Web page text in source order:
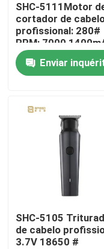
Quem Somos
Fábrica
Pedir um
Cortador de
SHC-5111Motor
cortador de
profissional: 280#
RPM: 7000
bateria de lítio
Enviar
SHC-5105
de cabelo
3.7V 18650 #